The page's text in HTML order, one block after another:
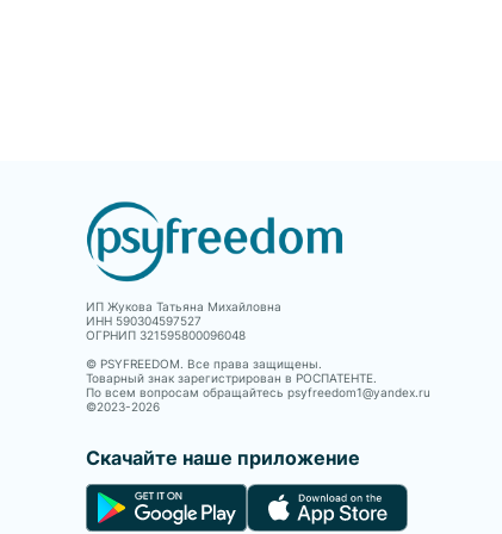
ИП Жукова Татьяна Михайловна
ИНН 590304597527
ОГРНИП 321595800096048
© PSYFREEDOM. Все права защищены.
Товарный знак зарегистрирован в РОСПАТЕНТЕ.
По всем вопросам обращайтесь psyfreedom1@yandex.ru
©2023-2026
Скачайте наше приложение